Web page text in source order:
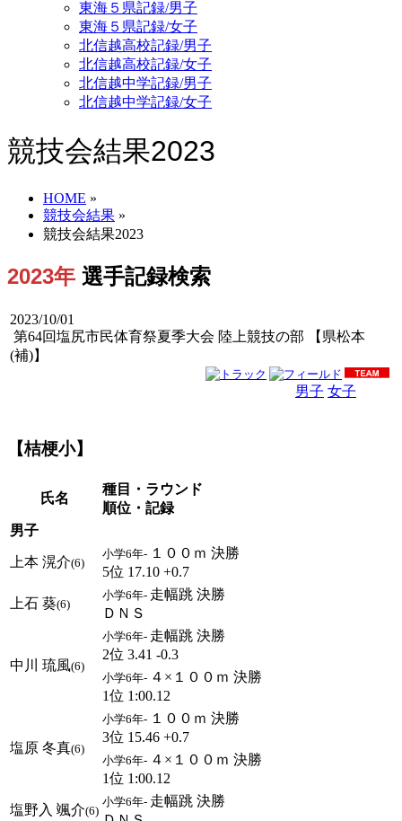
東海５県記録/男子
東海５県記録/女子
北信越高校記録/男子
北信越高校記録/女子
北信越中学記録/男子
北信越中学記録/女子
競技会結果2023
HOME »
競技会結果 »
競技会結果2023
2023年 選手記録検索
2023/10/01
第64回塩尻市民体育祭夏季大会 陸上競技の部 【県松本
(補)】
男子 女子
【桔梗小】
氏名
種目・ラウンド
順位・記録
男子
上本 滉介(6)
小学6年- １００ｍ 決勝
5位 17.10 +0.7
上石 葵(6)
小学6年- 走幅跳 決勝
ＤＮＳ
中川 琉風(6)
小学6年- 走幅跳 決勝
2位 3.41 -0.3
小学6年- ４×１００ｍ 決勝
1位 1:00.12
塩原 冬真(6)
小学6年- １００ｍ 決勝
3位 15.46 +0.7
小学6年- ４×１００ｍ 決勝
1位 1:00.12
塩野入 颯介(6)
小学6年- 走幅跳 決勝